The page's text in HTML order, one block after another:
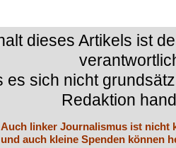
dieses Artikels ist
es sich nicht
Redaktion
Auch linker Journalismus ist nicht
und auch kleine Spenden können